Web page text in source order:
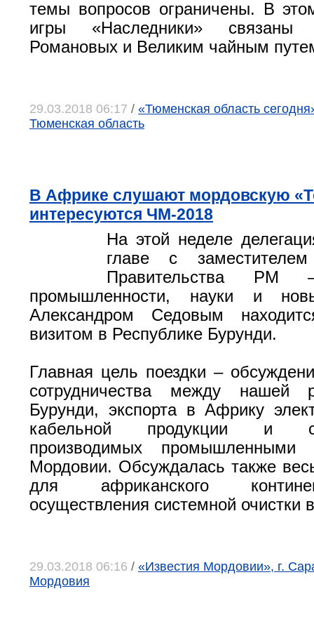
темы вопросов ограничены. В
игры «Наследники» связаны
Романовых и Великим чайным
29.03.2018 06:17 / «Тюменская область
Тюменская область
В Африке слушают мордовскую
интересуются ЧМ-2018
На этой неделе
главе с заместителем
Правительства РМ
промышленности, науки и
Александром Седовым
визитом в Республике Бурунди.
Главная цель поездки –
сотрудничества между нашей
Бурунди, экспорта в Африку
кабельной продукции и
производимых промышленными
Мордовии. Обсуждалась также
для африканского
осуществления системной очистки
29.03.2018 06:16 / «Известия Мордовии», г.
Мордовия